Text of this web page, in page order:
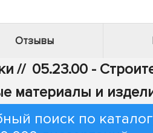
Отзывы
// 05.23.00 -
материалы и
поиск по